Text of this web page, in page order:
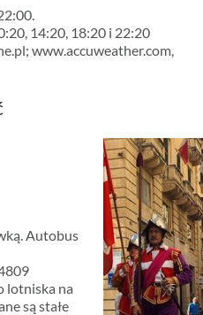
14:20, 18:20 i 22:20
www.accuweather.com,
Autobus
lotniska na
są stałe